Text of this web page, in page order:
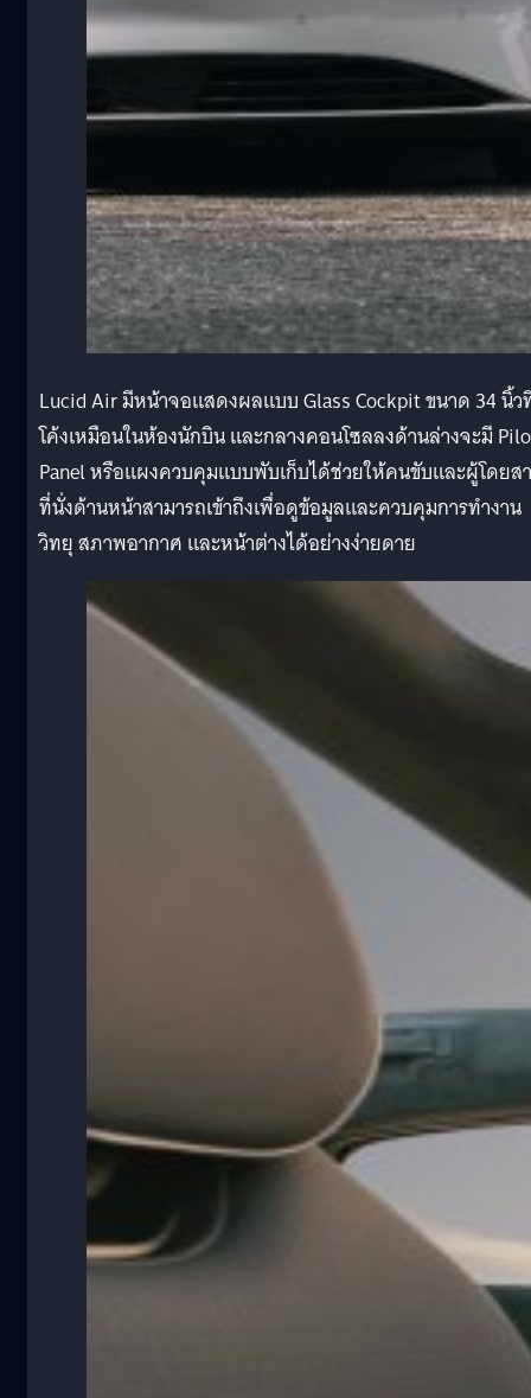
Lucid Air มีหน้าจอแสดงผลแบบ Glass Cockpit ขนาด 34 นิ้ว
โค้งเหมือนในห้องนักบิน และกลางคอนโซลลงด้านล่างจะมี
Panel หรือแผงควบคุมแบบพับเก็บได้ช่วยให้คนขับและผู้โดยส
ที่นั่งด้านหน้าสามารถเข้าถึงเพื่อดูข้อมูลและควบคุมการทำงาน
วิทยุ สภาพอากาศ และหน้าต่างได้อย่างง่ายดาย